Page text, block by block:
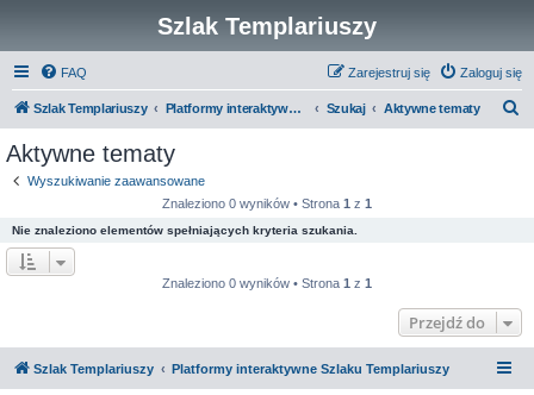
Szlak Templariuszy
FAQ Zaloguj się
Zarejestruj się
Szlak Templariuszy Platformy interaktywne Szlaku Templariuszy Szukaj Aktywne tematy
Aktywne tematy
Wyszukiwanie zaawansowane
Znaleziono 0 wyników • Strona 1 z 1
Nie znaleziono elementów spełniających kryteria szukania.
Znaleziono 0 wyników • Strona 1 z 1
Przejdź do
Szlak Templariuszy Platformy interaktywne Szlaku Templariuszy